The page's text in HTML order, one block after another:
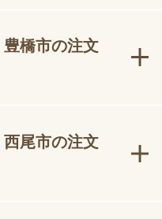
豊橋市の注文
西尾市の注文